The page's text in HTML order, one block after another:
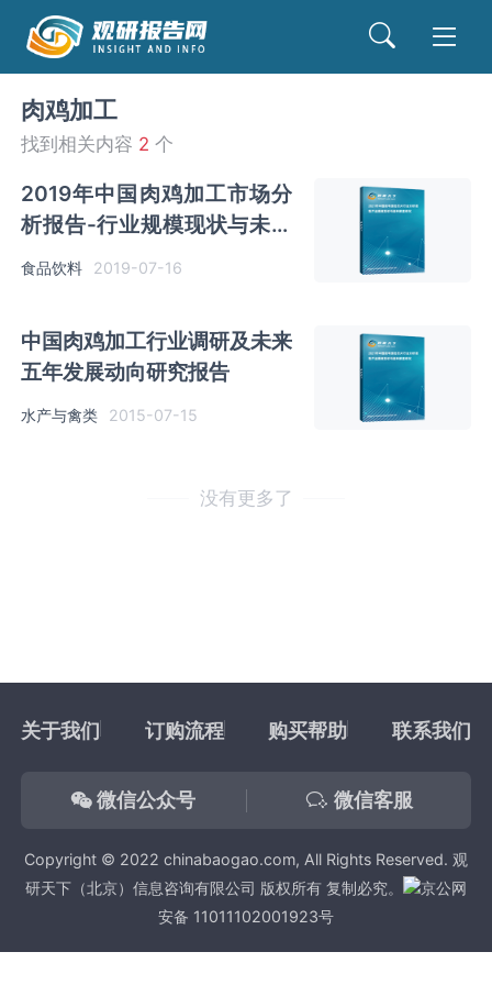
肉鸡加工
找到相关内容 2 个
2019年中国肉鸡加工市场分
析报告-行业规模现状与未来
前景研究
食品饮料 2019-07-16
中国肉鸡加工行业调研及未来
五年发展动向研究报告
水产与禽类 2015-07-15
没有更多了
关于我们 订购流程 购买帮助 联系我们
微信公众号 微信客服
Copyright © 2022 chinabaogao.com, All Rights Reserved. 观
研天下（北京）信息咨询有限公司 版权所有 复制必究。
京公网
安备 11011102001923号